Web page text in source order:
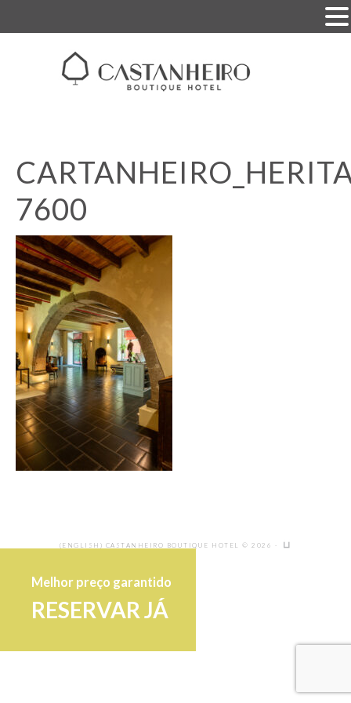
Melhor preço garantido
RESERVAR JÁ
7600
(ENGLISH) CASTANHEIRO BOUTIQUE HOTEL © 2026 ·